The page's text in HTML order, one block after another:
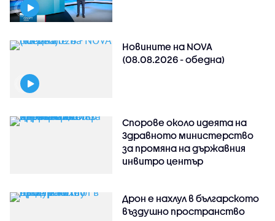
Новините на NOVA
(08.08.2026 - обедна)
Спорове около идеята на
Здравното министерство
за промяна на държавния
инвитро център
Дрон е нахлул в българското
въздушно пространство